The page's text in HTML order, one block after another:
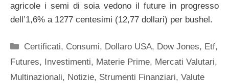
agricole i semi di soia vedono il future in progresso
dell’1,6% a 1277 centesimi (12,77 dollari) per bushel.
Categorie
Certificati, Consumi, Dollaro USA, Dow Jones, Etf,
Futures, Investimenti, Materie Prime, Mercati Valutari,
Multinazionali, Notizie, Strumenti Finanziari, Valute